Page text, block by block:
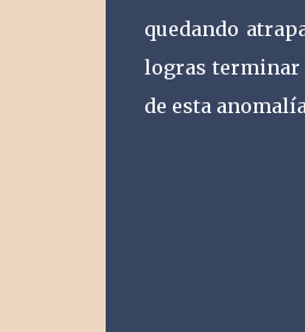
quedando
logras terminar
de esta